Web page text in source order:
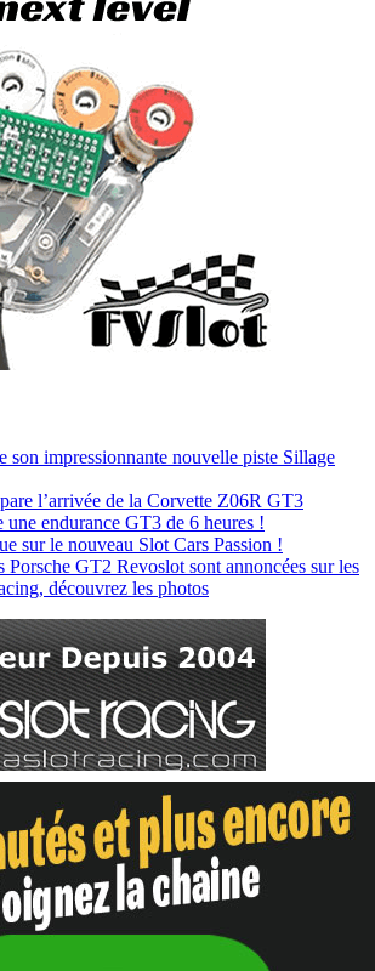
son impressionnante nouvelle piste Sillage
l’arrivée de la Corvette Z06R GT3
une endurance GT3 de 6 heures !
sur le nouveau Slot Cars Passion !
Porsche GT2 Revoslot sont annoncées sur les
découvrez les photos